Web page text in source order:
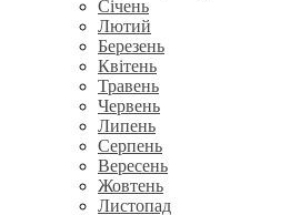
Січень
Лютий
Березень
Квітень
Травень
Червень
Липень
Серпень
Вересень
Жовтень
Листопад